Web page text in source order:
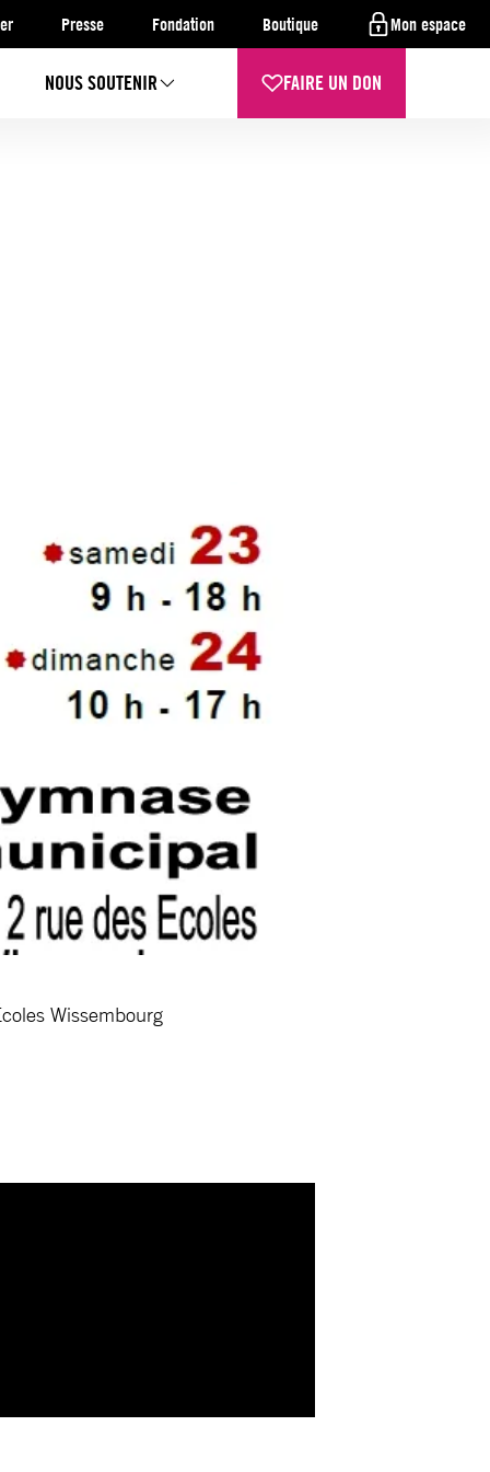
Presse Fondation Boutique Mon espace
NOUS SOUTENIR FAIRE UN DON
Wissembourg